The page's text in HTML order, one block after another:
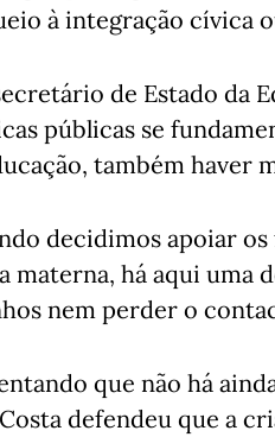
à integração cívica
de Estado da
públicas se
também haver
decidimos apoiar
materna, há aqui uma
nem perder o
que não há
defendeu que a